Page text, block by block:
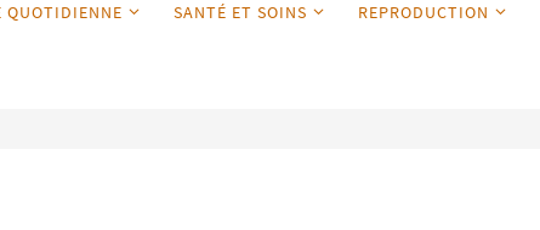
QUOTIDIENNE SANTÉ ET SOINS REPRODUCTION